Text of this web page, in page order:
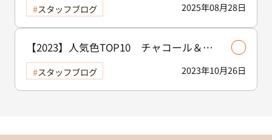
2025年08月28日
スタッフブログ
【2023】人気色TOP10 チャコール＆ア
イアンバーグ
2023年10月26日
スタッフブログ